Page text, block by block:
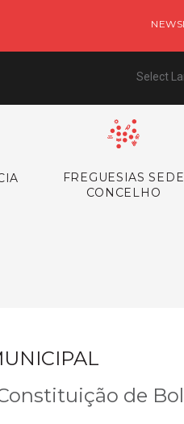
Select
FREGUESIAS SEDE
CONCELHO
de